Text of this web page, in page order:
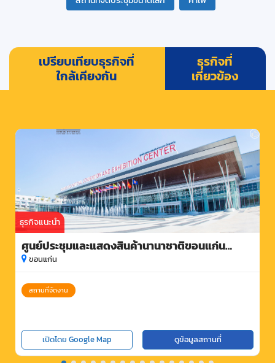
เปรียบเทียบธุรกิจที่
ใกล้เคียงกัน
ธุรกิจที่
เกี่ยวข้อง
ธุรกิจแนะนำ
ศูนย์ประชุมและแสดงสินค้านานาชาติขอนแก่น
(ไคซ์)
ขอนแก่น
สถานที่จัดงาน
เปิดโดย Google Map ดูข้อมูลสถานที่